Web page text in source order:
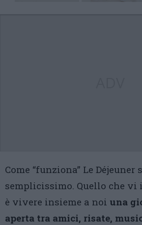
Come “funziona” Le Déjeuner
semplicissimo. Quello che
è vivere insieme a noi una
aperta tra amici, risate,